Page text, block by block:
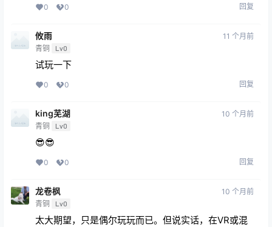
0 0 回复
攸雨
青铜 Lv0
11 个月前
试玩一下
0 0 回复
king芜湖
青铜 Lv0
10 个月前
😎😎
0 0 回复
龙卷枫
青铜 Lv0
10 个月前
太大期望，只是偶尔玩玩而已。但说实话，在VR或混